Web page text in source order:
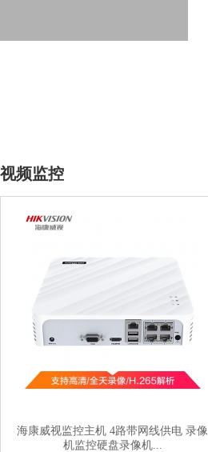
视频监控
海康威视监控主机 4路带网线供电 录像
机监控硬盘录像机...